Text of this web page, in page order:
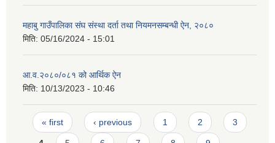
महाबु गाउँपालिका संघ संस्था दर्ता तथा नियमनसम्बन्धी ऐन, २०८०
मिति: 05/16/2024 - 15:01
आ.व.२०८०/०८१ को आर्थिक ऐन
मिति: 10/13/2023 - 10:46
Pages
« first ‹ previous 1 2 3